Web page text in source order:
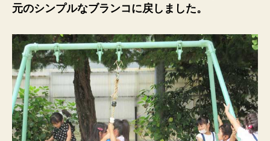
元のシンプルなブランコに戻しました。